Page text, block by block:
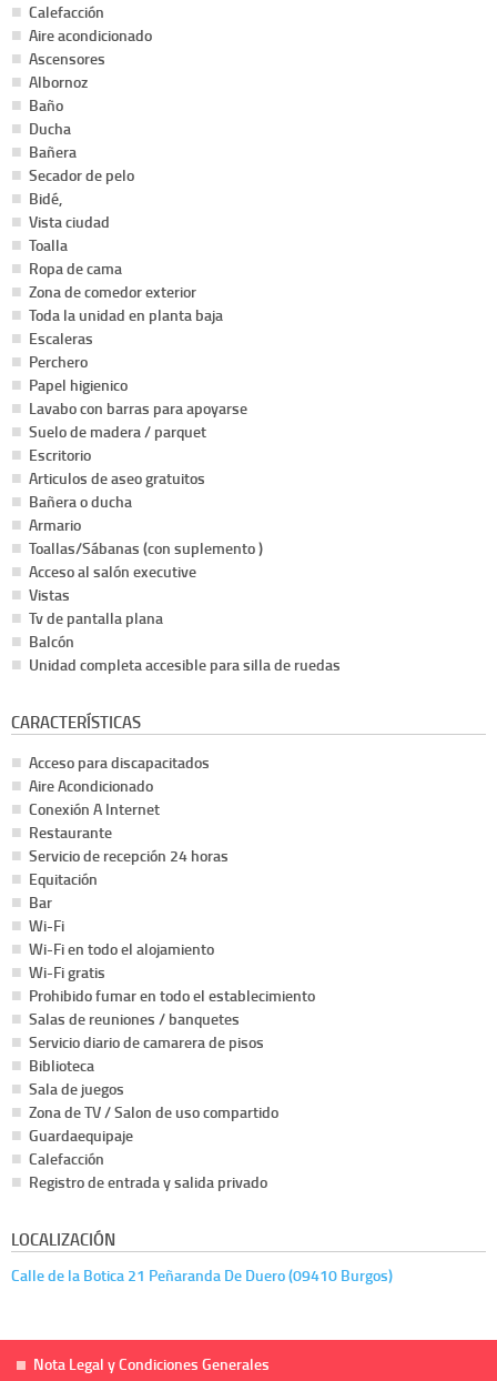
Calefacción
Aire acondicionado
Ascensores
Albornoz
Baño
Ducha
Bañera
Secador de pelo
Bidé,
Vista ciudad
Toalla
Ropa de cama
Zona de comedor exterior
Toda la unidad en planta baja
Escaleras
Perchero
Papel higienico
Lavabo con barras para apoyarse
Suelo de madera / parquet
Escritorio
Articulos de aseo gratuitos
Bañera o ducha
Armario
Toallas/Sábanas (con suplemento )
Acceso al salón executive
Vistas
Tv de pantalla plana
Balcón
Unidad completa accesible para silla de ruedas
CARACTERÍSTICAS
Acceso para discapacitados
Aire Acondicionado
Conexión A Internet
Restaurante
Servicio de recepción 24 horas
Equitación
Bar
Wi-Fi
Wi-Fi en todo el alojamiento
Wi-Fi gratis
Prohibido fumar en todo el establecimiento
Salas de reuniones / banquetes
Servicio diario de camarera de pisos
Biblioteca
Sala de juegos
Zona de TV / Salon de uso compartido
Guardaequipaje
Calefacción
Registro de entrada y salida privado
LOCALIZACIÓN
Calle de la Botica 21 Peñaranda De Duero (09410 Burgos)
Nota Legal y Condiciones Generales